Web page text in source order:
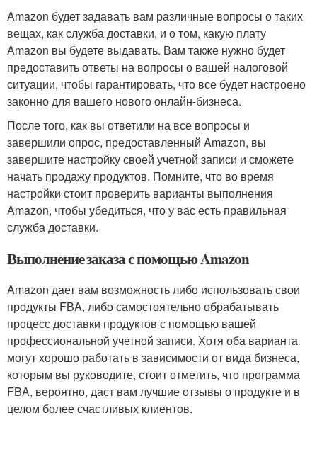
Amazon будет задавать вам различные вопросы о таких
вещах, как служба доставки, и о том, какую плату
Amazon вы будете выдавать. Вам также нужно будет
предоставить ответы на вопросы о вашей налоговой
ситуации, чтобы гарантировать, что все будет настроено
законно для вашего нового онлайн-бизнеса.
После того, как вы ответили на все вопросы и
завершили опрос, предоставленный Amazon, вы
завершите настройку своей учетной записи и сможете
начать продажу продуктов. Помните, что во время
настройки стоит проверить варианты выполнения
Amazon, чтобы убедиться, что у вас есть правильная
служба доставки.
Выполнение заказа с помощью Amazon
Amazon дает вам возможность либо использовать свои
продукты FBA, либо самостоятельно обрабатывать
процесс доставки продуктов с помощью вашей
профессиональной учетной записи. Хотя оба варианта
могут хорошо работать в зависимости от вида бизнеса,
которым вы руководите, стоит отметить, что программа
FBA, вероятно, даст вам лучшие отзывы о продукте и в
целом более счастливых клиентов.